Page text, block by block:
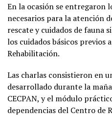
En la ocasión se entregaron
necesarios para la atención
rescate y cuidados de fauna
los cuidados básicos previos
Rehabilitación.
Las charlas consistieron en
desarrollado durante la
CECPAN, y el módulo
dependencias del Centro de